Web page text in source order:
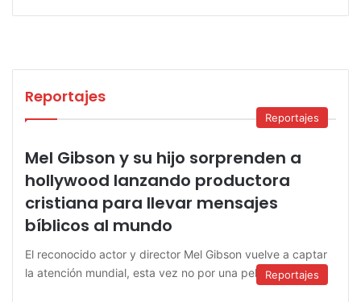
Reportajes
Reportajes
Mel Gibson y su hijo sorprenden a
hollywood lanzando productora
cristiana para llevar mensajes
bíblicos al mundo
El reconocido actor y director Mel Gibson vuelve a captar
la atención mundial, esta vez no por una película, sino…
Reportajes